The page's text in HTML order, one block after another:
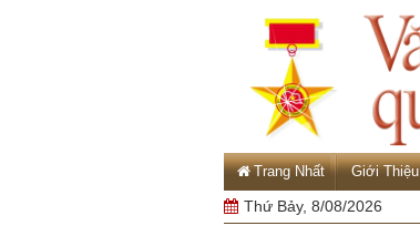
Trang Nhất Giới Thiệu
Thứ Bảy, 8/08/2026